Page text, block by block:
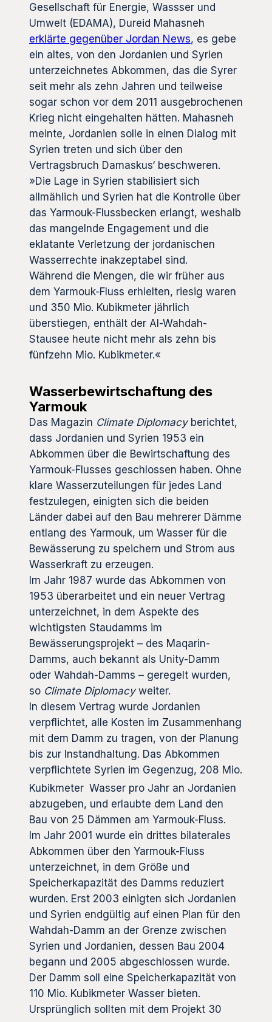
Gesellschaft für Energie, Wassser und
Umwelt (EDAMA), Dureid Mahasneh
erklärte gegenüber Jordan News, es gebe
ein altes, von den Jordanien und Syrien
unterzeichnetes Abkommen, das die Syrer
seit mehr als zehn Jahren und teilweise
sogar schon vor dem 2011 ausgebrochenen
Krieg nicht eingehalten hätten. Mahasneh
meinte, Jordanien solle in einen Dialog mit
Syrien treten und sich über den
Vertragsbruch Damaskus‘ beschweren.
»Die Lage in Syrien stabilisiert sich
allmählich und Syrien hat die Kontrolle über
das Yarmouk-Flussbecken erlangt, weshalb
das mangelnde Engagement und die
eklatante Verletzung der jordanischen
Wasserrechte inakzeptabel sind.
Während die Mengen, die wir früher aus
dem Yarmouk-Fluss erhielten, riesig waren
und 350 Mio. Kubikmeter jährlich
überstiegen, enthält der Al-Wahdah-
Stausee heute nicht mehr als zehn bis
fünfzehn Mio. Kubikmeter.«
Wasserbewirtschaftung des
Yarmouk
Das Magazin Climate Diplomacy berichtet,
dass Jordanien und Syrien 1953 ein
Abkommen über die Bewirtschaftung des
Yarmouk-Flusses geschlossen haben. Ohne
klare Wasserzuteilungen für jedes Land
festzulegen, einigten sich die beiden
Länder dabei auf den Bau mehrerer Dämme
entlang des Yarmouk, um Wasser für die
Bewässerung zu speichern und Strom aus
Wasserkraft zu erzeugen.
Im Jahr 1987 wurde das Abkommen von
1953 überarbeitet und ein neuer Vertrag
unterzeichnet, in dem Aspekte des
wichtigsten Staudamms im
Bewässerungsprojekt – des Maqarin-
Damms, auch bekannt als Unity-Damm
oder Wahdah-Damms – geregelt wurden,
so Climate Diplomacy weiter.
In diesem Vertrag wurde Jordanien
verpflichtet, alle Kosten im Zusammenhang
mit dem Damm zu tragen, von der Planung
bis zur Instandhaltung. Das Abkommen
verpflichtete Syrien im Gegenzug, 208 Mio.
Kubikmeter Wasser pro Jahr an Jordanien
abzugeben, und erlaubte dem Land den
Bau von 25 Dämmen am Yarmouk-Fluss.
Im Jahr 2001 wurde ein drittes bilaterales
Abkommen über den Yarmouk-Fluss
unterzeichnet, in dem Größe und
Speicherkapazität des Damms reduziert
wurden. Erst 2003 einigten sich Jordanien
und Syrien endgültig auf einen Plan für den
Wahdah-Damm an der Grenze zwischen
Syrien und Jordanien, dessen Bau 2004
begann und 2005 abgeschlossen wurde.
Der Damm soll eine Speicherkapazität von
110 Mio. Kubikmeter Wasser bieten.
Ursprünglich sollten mit dem Projekt 30